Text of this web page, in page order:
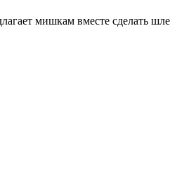
мишкам вместе сделать